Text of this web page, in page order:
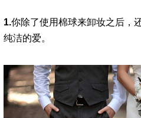
1.你除了使用棉球来卸妆之后，
纯洁的爱。